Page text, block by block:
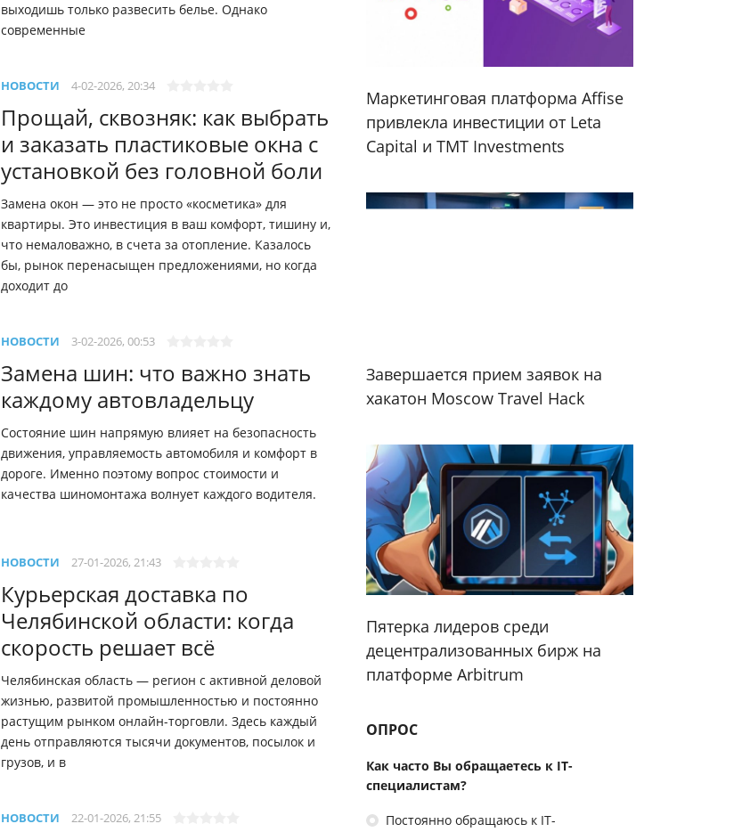
выходишь только развесить белье. Однако
современные
НОВОСТИ 4-02-2026, 20:34
Прощай, сквозняк: как выбрать
и заказать пластиковые окна с
установкой без головной боли
Замена окон — это не просто «косметика» для
квартиры. Это инвестиция в ваш комфорт, тишину и,
что немаловажно, в счета за отопление. Казалось
бы, рынок перенасыщен предложениями, но когда
доходит до
НОВОСТИ 3-02-2026, 00:53
Замена шин: что важно знать
каждому автовладельцу
Состояние шин напрямую влияет на безопасность
движения, управляемость автомобиля и комфорт в
дороге. Именно поэтому вопрос стоимости и
качества шиномонтажа волнует каждого водителя.
НОВОСТИ 27-01-2026, 21:43
Курьерская доставка по
Челябинской области: когда
скорость решает всё
Челябинская область — регион с активной деловой
жизнью, развитой промышленностью и постоянно
растущим рынком онлайн-торговли. Здесь каждый
день отправляются тысячи документов, посылок и
грузов, и в
НОВОСТИ 22-01-2026, 21:55
Маркетинговая платформа Affise
привлекла инвестиции от Leta
Capital и TMT Investments
Завершается прием заявок на
хакатон Moscow Travel Hack
Пятерка лидеров среди
децентрализованных бирж на
платформе Arbitrum
ОПРОС
Как часто Вы обращаетесь к IT-
специалистам?
Постоянно обращаюсь к IT-